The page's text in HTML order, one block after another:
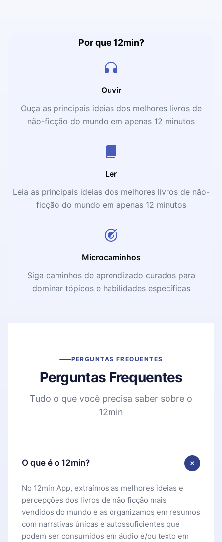
Por que 12min?
Ouvir
Ouça as principais ideias dos melhores livros de
não-ficção do mundo em apenas 12 minutos
Ler
Leia as principais ideias dos melhores livros de não-
ficção do mundo em apenas 12 minutos
Microcaminhos
Siga caminhos de aprendizado curados para
dominar tópicos e habilidades específicas
PERGUNTAS FREQUENTES
Perguntas Frequentes
Tudo o que você precisa saber sobre o
12min
O que é o 12min?
No 12min App, extraímos as melhores ideias e
percepções dos livros de não ficção mais
vendidos do mundo e as organizamos em resumos
com narrativas únicas e autossuficientes que
podem ser consumidos em áudio e/ou texto em